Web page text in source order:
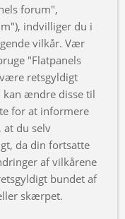
forum",
indvilliger du i
vilkår. Vær
"Flatpanels
retsgyldigt
kan ændre disse til
for at informere
du selv
da din fortsatte
af vilkårene
bundet af
skærpet.